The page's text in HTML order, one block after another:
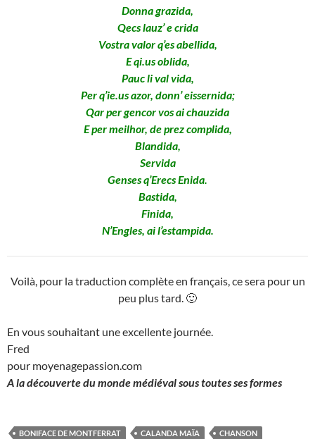
Donna grazida,
Qecs lauz’ e crida
Vostra valor q’es abellida,
E qi.us oblida,
Pauc li val vida,
Per q’ie.us azor, donn’ eissernida;
Qar per gencor vos ai chauzida
E per meilhor, de prez complida,
Blandida,
Servida
Genses q’Erecs Enida.
Bastida,
Finida,
N’Engles, ai l’estampida.
Voilà, pour la traduction complète en français, ce sera pour un
peu plus tard. 🙂
En vous souhaitant une excellente journée.
Fred
pour moyenagepassion.com
A la découverte du monde médiéval sous toutes ses formes
BONIFACE DE MONTFERRAT CALANDA MAÏA
CHANSON